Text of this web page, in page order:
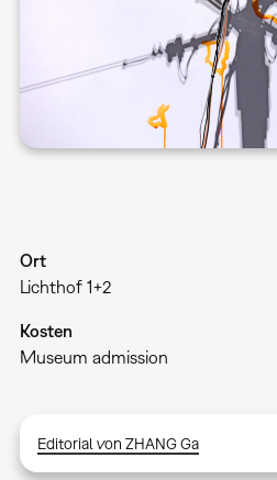
Ort
Lichthof 1+2
Kosten
Museum admission
Editorial von ZHANG Ga